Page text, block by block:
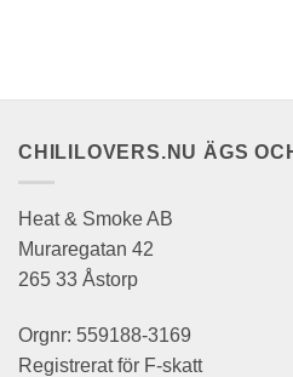
CHILILOVERS.NU ÄGS
Heat & Smoke AB
Muraregatan 42
265 33 Åstorp
Orgnr: 559188-3169
Registrerat för F-skatt